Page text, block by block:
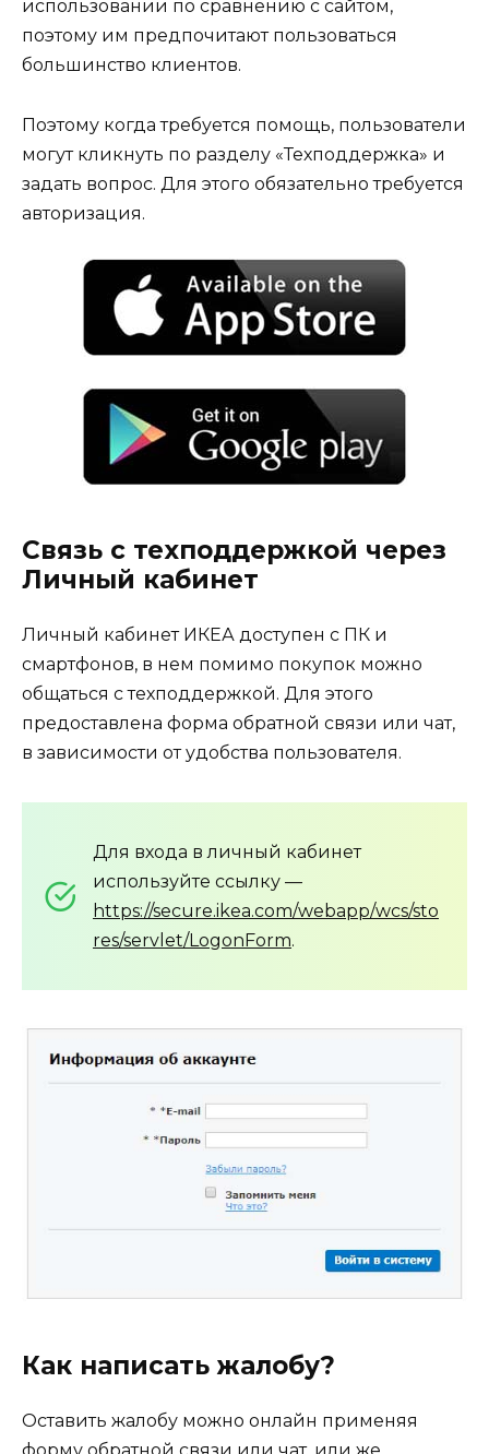
использовании по сравнению с сайтом,
поэтому им предпочитают пользоваться
большинство клиентов.
Поэтому когда требуется помощь, пользователи
могут кликнуть по разделу «Техподдержка» и
задать вопрос. Для этого обязательно требуется
авторизация.
Связь с техподдержкой через
Личный кабинет
Личный кабинет ИКЕА доступен с ПК и
смартфонов, в нем помимо покупок можно
общаться с техподдержкой. Для этого
предоставлена форма обратной связи или чат,
в зависимости от удобства пользователя.
Для входа в личный кабинет
используйте ссылку —
https://secure.ikea.com/webapp/wcs/sto
res/servlet/LogonForm.
Как написать жалобу?
Оставить жалобу можно онлайн применяя
форму обратной связи или чат, или же